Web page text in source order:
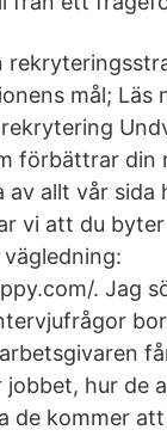
mål; Läs
förbättrar din
av allt vår sida
vi att du
. Jag
jobbet, hur de
de kommer att